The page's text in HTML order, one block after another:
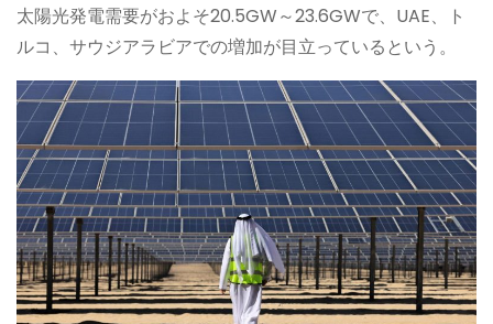
太陽光発電需要がおよそ20.5GW～23.6GWで、UAE、ト
ルコ、サウジアラビアでの増加が目立っているという。